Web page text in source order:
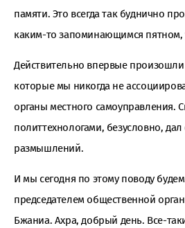
памяти. Это всегда так буднично
каким-то запоминающимся пятном,
Действительно впервые
которые мы никогда не
органы местного самоуправления.
политтехнологами, безусловно,
размышлений.
И мы сегодня по этому поводу
председателем общественной
Бжаниа. Ахра, добрый день. Все-